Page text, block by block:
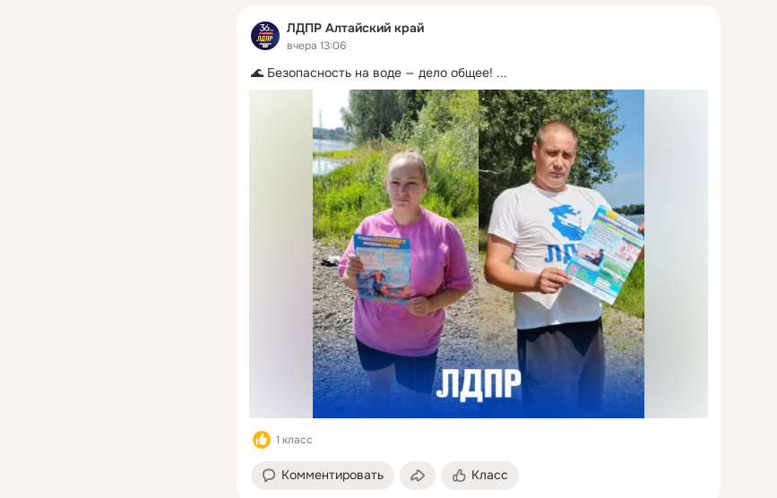
ЛДПР Алтайский край
вчера 13:06
🌊 Безопасность на воде — дело общее! ...
1 класс
Комментировать Класс